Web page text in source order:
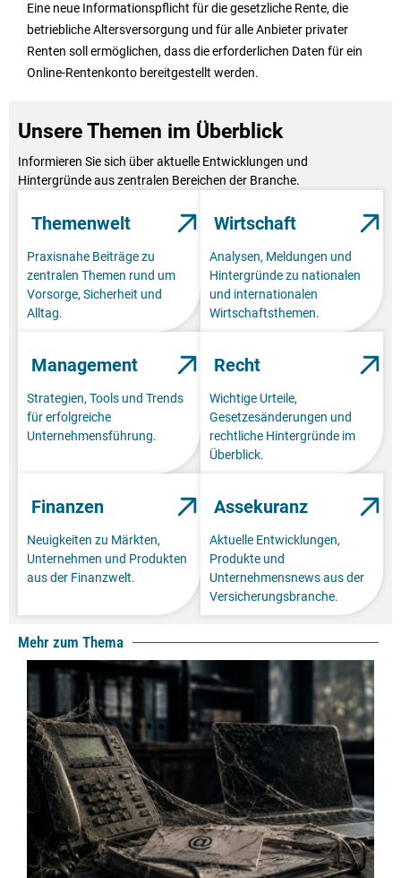
Eine neue Informationspflicht für die gesetzliche Rente, die
betriebliche Altersversorgung und für alle Anbieter privater
Renten soll ermöglichen, dass die erforderlichen Daten für ein
Online-Rentenkonto bereitgestellt werden.
Unsere Themen im Überblick
Informieren Sie sich über aktuelle Entwicklungen und
Hintergründe aus zentralen Bereichen der Branche.
Themenwelt
Praxisnahe Beiträge zu
zentralen Themen rund um
Vorsorge, Sicherheit und
Alltag.
Wirtschaft
Analysen, Meldungen und
Hintergründe zu nationalen
und internationalen
Wirtschaftsthemen.
Management
Strategien, Tools und Trends
für erfolgreiche
Unternehmensführung.
Recht
Wichtige Urteile,
Gesetzesänderungen und
rechtliche Hintergründe im
Überblick.
Finanzen
Neuigkeiten zu Märkten,
Unternehmen und Produkten
aus der Finanzwelt.
Assekuranz
Aktuelle Entwicklungen,
Produkte und
Unternehmensnews aus der
Versicherungsbranche.
Mehr zum Thema